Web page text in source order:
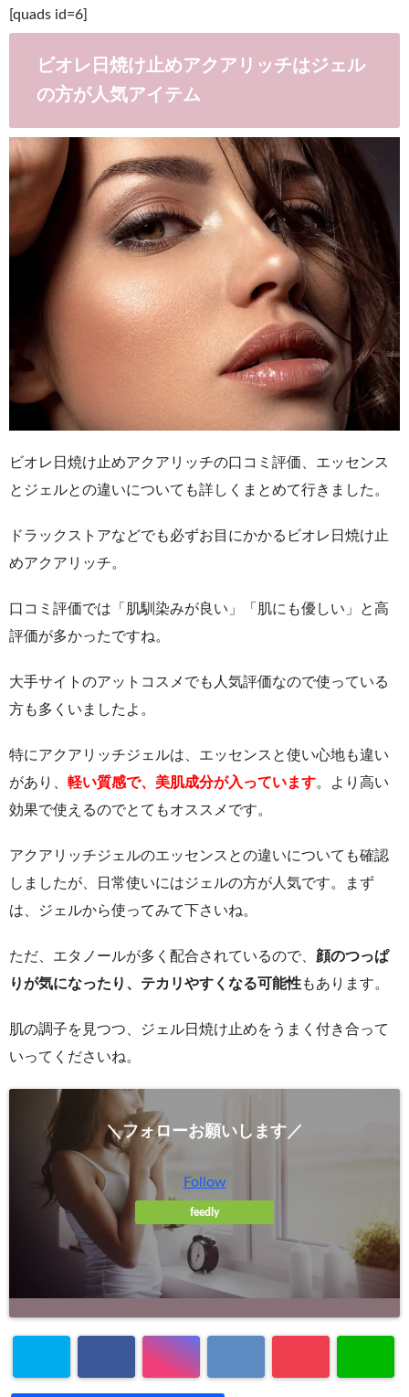
[quads id=6]
ビオレ日焼け止めアクアリッチはジェル
の方が人気アイテム
ビオレ日焼け止めアクアリッチの口コミ評価、エッセンス
とジェルとの違いについても詳しくまとめて行きました。
ドラックストアなどでも必ずお目にかかるビオレ日焼け止
めアクアリッチ。
口コミ評価では「肌馴染みが良い」「肌にも優しい」と高
評価が多かったですね。
大手サイトのアットコスメでも人気評価なので使っている
方も多くいましたよ。
特にアクアリッチジェルは、エッセンスと使い心地も違い
があり、 軽い質感で、美肌成分が入っています。より高い
効果で使えるのでとてもオススメです。
アクアリッチジェルのエッセンスとの違いについても確認
しましたが、日常使いにはジェルの方が人気です。まず
は、ジェルから使ってみて下さいね。
ただ、エタノールが多く配合されているので、 顔のつっぱ
りが気になったり、テカリやすくなる可能性もあります。
肌の調子を見つつ、ジェル日焼け止めをうまく付き合って
いってくださいね。
＼フォローお願いします／
Follow
feedly